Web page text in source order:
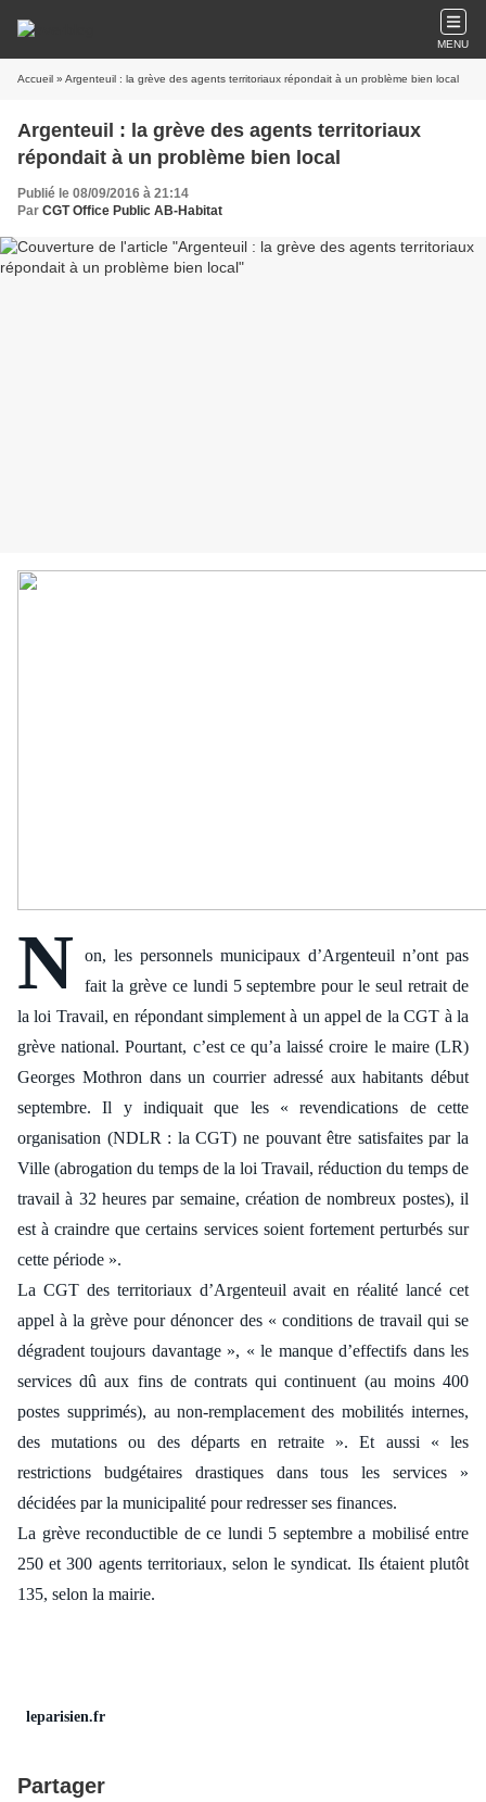
MENU
Accueil » Argenteuil : la grève des agents territoriaux répondait à un problème bien local
Argenteuil : la grève des agents territoriaux
répondait à un problème bien local
Publié le 08/09/2016 à 21:14
Par CGT Office Public AB-Habitat
N
on, les personnels municipaux d’Argenteuil n’ont pas
fait la grève ce lundi 5 septembre pour le seul retrait de
la loi Travail, en répondant simplement à un appel de la CGT à la
grève national. Pourtant, c’est ce qu’a laissé croire le maire (LR)
Georges Mothron dans un courrier adressé aux habitants début
septembre. Il y indiquait que les « revendications de cette
organisation (NDLR : la CGT) ne pouvant être satisfaites par la
Ville (abrogation du temps de la loi Travail, réduction du temps de
travail à 32 heures par semaine, création de nombreux postes), il
est à craindre que certains services soient fortement perturbés sur
cette période ».
La CGT des territoriaux d’Argenteuil avait en réalité lancé cet
appel à la grève pour dénoncer des « conditions de travail qui se
dégradent toujours davantage », « le manque d’effectifs dans les
services dû aux fins de contrats qui continuent (au moins 400
postes supprimés), au non-remplacement des mobilités internes,
des mutations ou des départs en retraite ». Et aussi « les
restrictions budgétaires drastiques dans tous les services »
décidées par la municipalité pour redresser ses finances.
La grève reconductible de ce lundi 5 septembre a mobilisé entre
250 et 300 agents territoriaux, selon le syndicat. Ils étaient plutôt
135, selon la mairie.
leparisien.fr
Partager